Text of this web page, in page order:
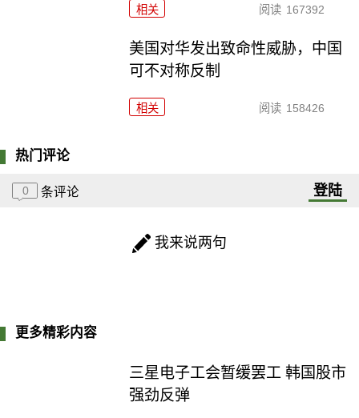
相关 阅读 167392
美国对华发出致命性威胁，中国
可不对称反制
相关 阅读 158426
热门评论
0 条评论 登陆
我来说两句
更多精彩内容
三星电子工会暂缓罢工 韩国股市
强劲反弹